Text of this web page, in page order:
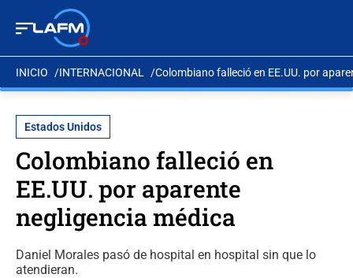
INICIO INTERNACIONAL Colombiano falleció en EE.UU. por
Estados Unidos
Colombiano falleció en
EE.UU. por aparente
negligencia médica
Daniel Morales pasó de hospital en hospital sin que lo
atendieran.